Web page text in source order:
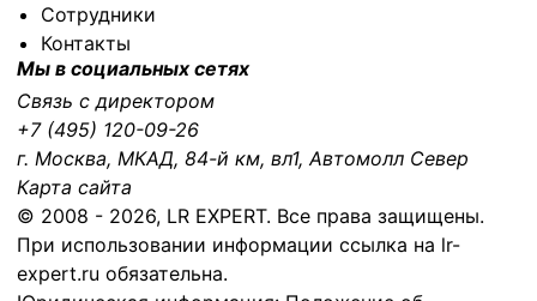
Сотрудники
Контакты
Мы в социальных сетях
Связь с директором
+7 (495) 120-09-26
г. Москва, МКАД, 84-й км, вл1, Автомолл Север
Карта сайта
© 2008 - 2026, LR EXPERT. Все права защищены.
При использовании информации ссылка на lr-
expert.ru обязательна.